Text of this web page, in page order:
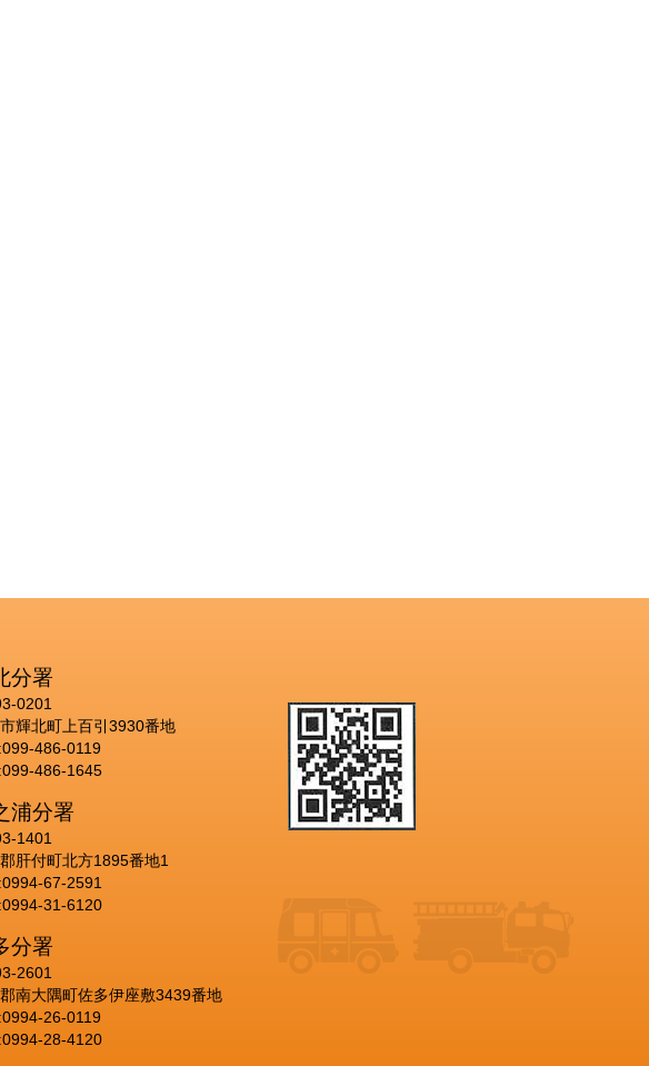
分署
0201
輝北町上百引3930番地
486-0119
486-1645
浦分署
1401
肝付町北方1895番地1
67-2591
31-6120
分署
2601
南大隅町佐多伊座敷3439番地
26-0119
28-4120